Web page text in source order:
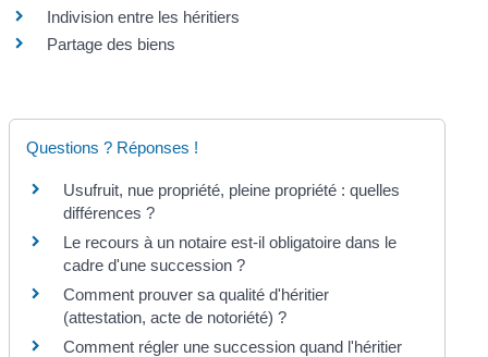
Indivision entre les héritiers
Partage des biens
Questions ? Réponses !
Usufruit, nue propriété, pleine propriété : quelles
différences ?
Le recours à un notaire est-il obligatoire dans le
cadre d'une succession ?
Comment prouver sa qualité d'héritier
(attestation, acte de notoriété) ?
Comment régler une succession quand l'héritier